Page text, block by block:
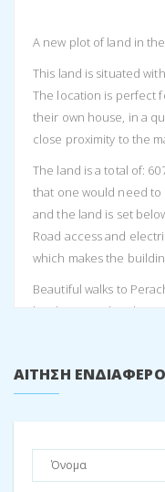
A new plot of land in
This land is situated
The location is perfect
their own house, in a
close proximity to the
The land is a total of:
that one would need to
and the land is set
Road access and
which makes the
Beautiful walks to
lovely views. The
Together Plots A and
enlarge the total
ΑΊΤΗΣΗ